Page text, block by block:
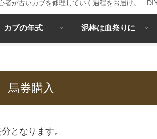
者が古いカブを修理していく過程をお届け。
カブの年式 泥棒は血祭りに
券購入
となります。